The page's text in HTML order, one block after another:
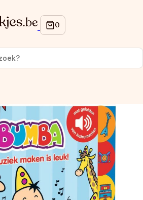
van onze acties?
nieuwsbrief en ontvang
*
om contact op te nemen,
met onsprivacybeleid.